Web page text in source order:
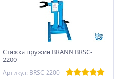
Стяжка пружин BRANN BRSC-
2200
Артикул: BRSC-2200